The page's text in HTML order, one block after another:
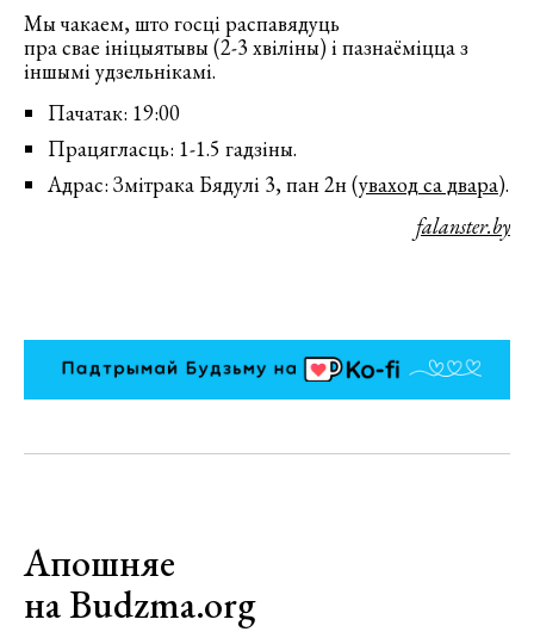
Мы чакаем, што госці распавядуць
пра свае ініцыятывы (2-3 хвіліны) і пазнаёміцца з
іншымі удзельнікамі.
Пачатак: 19:00
Працягласць: 1-1.5 гадзіны.
Адрас: Змітрака Бядулі 3, пан 2н (уваход са двара).
falanster.by
Апошняе
на Budzma.org